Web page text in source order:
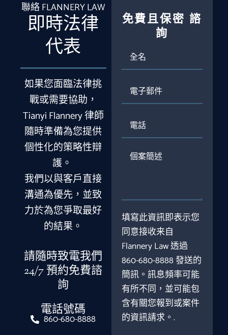
聯絡 FLANNERY LAW
即時法律
代表
如果您面臨法律挑
戰或需要協助，
Tianyi Flannery 律師
隨時準備為您提供
個性化的策略性辯
護。
我們以與客戶直接
溝通為優先，並致
力於為您爭取最好
的結果。
請隨時致電我們
24/7 預約免費諮
詢
電話號碼
860-680-8888
免費且保密 諮
詢
郵
填寫此資訊即表示您
同意接收来自
Flannery Law 透過
860-680-8888 發送的
簡訊。訊息頻率可能
有所不同，並可能包
含有關您報到或案件
的資訊請求。.